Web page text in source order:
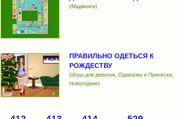
(Маджонги)
ПРАВИЛЬНО ОДЕТЬСЯ К
РОЖДЕСТВУ
(Игры для девочек, Одевалки и Прически,
Новогодние)